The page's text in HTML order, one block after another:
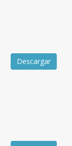
Descargar